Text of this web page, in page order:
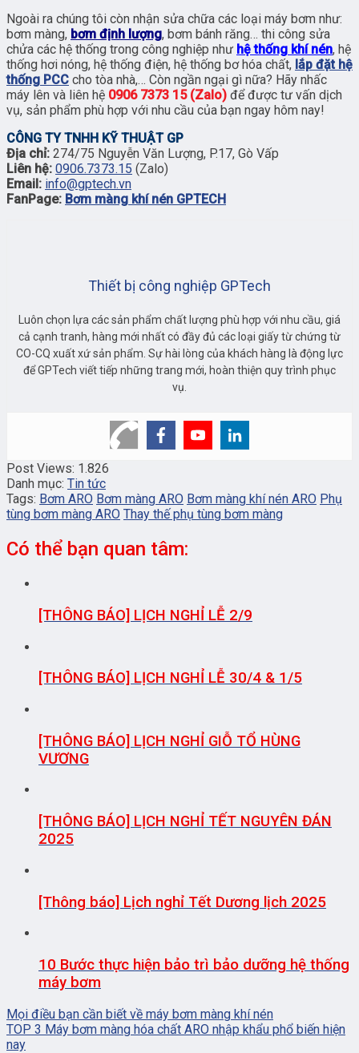
Ngoài ra chúng tôi còn nhận sửa chữa các loại máy bơm như:
bơm màng, bơm định lượng, bơm bánh răng… thi công sửa
chửa các hệ thống trong công nghiệp như hệ thống khí nén, hệ
thống hơi nóng, hệ thống điện, hệ thống bơ hóa chất, lắp đặt hệ
thống PCC cho tòa nhà,… Còn ngần ngại gì nữa? Hãy nhấc
máy lên và liên hệ 0906 7373 15 (Zalo) để được tư vấn dịch
vụ, sản phẩm phù hợp với nhu cầu của bạn ngay hôm nay!
CÔNG TY TNHH KỸ THUẬT GP
Địa chỉ: 274/75 Nguyễn Văn Lượng, P.17, Gò Vấp
Liên hệ: 0906.7373.15 (Zalo)
Email: info@gptech.vn
FanPage: Bơm màng khí nén GPTECH
Thiết bị công nghiệp GPTech
Luôn chọn lựa các sản phẩm chất lượng phù hợp với nhu cầu, giá
cả cạnh tranh, hàng mới nhất có đầy đủ các loại giấy từ chứng từ
CO-CQ xuất xứ sản phẩm. Sự hài lòng của khách hàng là động lực
để GPTech viết tiếp những trang mới, hoàn thiện quy trình phục
vụ.
Post Views: 1.826
Danh mục: Tin tức
Tags: Bơm ARO Bơm màng ARO Bơm màng khí nén ARO Phụ
tùng bơm màng ARO Thay thế phụ tùng bơm màng
Có thể bạn quan tâm:
[THÔNG BÁO] LỊCH NGHỈ LỄ 2/9
[THÔNG BÁO] LỊCH NGHỈ LỄ 30/4 & 1/5
[THÔNG BÁO] LỊCH NGHỈ GIỖ TỔ HÙNG
VƯƠNG
[THÔNG BÁO] LỊCH NGHỈ TẾT NGUYÊN ĐÁN
2025
[Thông báo] Lịch nghỉ Tết Dương lịch 2025
10 Bước thực hiện bảo trì bảo dưỡng hệ thống
máy bơm
Mọi điều bạn cần biết về máy bơm màng khí nén
TOP 3 Máy bơm màng hóa chất ARO nhập khẩu phổ biến hiện
nay